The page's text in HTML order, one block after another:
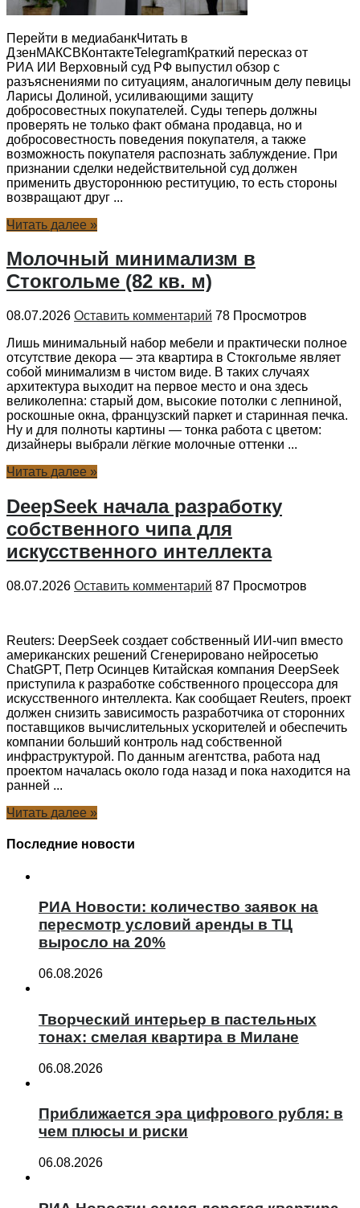
Перейти в медиабанкЧитать в
ДзенМАКСВКонтактеTelegramКраткий пересказ от
РИА ИИ Верховный суд РФ выпустил обзор с
разъяснениями по ситуациям, аналогичным делу певицы
Ларисы Долиной, усиливающими защиту
добросовестных покупателей. Суды теперь должны
проверять не только факт обмана продавца, но и
добросовестность поведения покупателя, а также
возможность покупателя распознать заблуждение. При
признании сделки недействительной суд должен
применить двустороннюю реституцию, то есть стороны
возвращают друг ...
Читать далее »
Молочный минимализм в
Стокгольме (82 кв. м)
08.07.2026 Оставить комментарий 78 Просмотров
Лишь минимальный набор мебели и практически полное
отсутствие декора — эта квартира в Стокгольме являет
собой минимализм в чистом виде. В таких случаях
архитектура выходит на первое место и она здесь
великолепна: старый дом, высокие потолки с лепниной,
роскошные окна, французский паркет и старинная печка.
Ну и для полноты картины — тонка работа с цветом:
дизайнеры выбрали лёгкие молочные оттенки ...
Читать далее »
DeepSeek начала разработку
собственного чипа для
искусственного интеллекта
08.07.2026 Оставить комментарий 87 Просмотров
Reuters: DeepSeek создает собственный ИИ-чип вместо
американских решений Сгенерировано нейросетью
ChatGPT, Петр Осинцев Китайская компания DeepSeek
приступила к разработке собственного процессора для
искусственного интеллекта. Как сообщает Reuters, проект
должен снизить зависимость разработчика от сторонних
поставщиков вычислительных ускорителей и обеспечить
компании больший контроль над собственной
инфраструктурой. По данным агентства, работа над
проектом началась около года назад и пока находится на
ранней ...
Читать далее »
Последние новости
РИА Новости: количество заявок на
пересмотр условий аренды в ТЦ
выросло на 20%
06.08.2026
Творческий интерьер в пастельных
тонах: смелая квартира в Милане
06.08.2026
Приближается эра цифрового рубля: в
чем плюсы и риски
06.08.2026